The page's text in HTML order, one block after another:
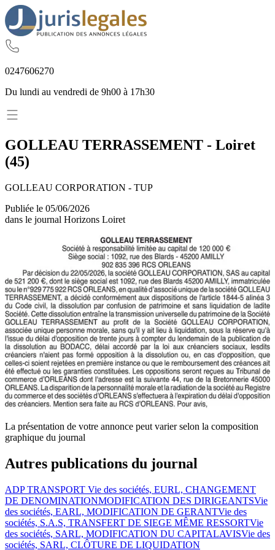
0247606270
Du lundi au vendredi de 9h00 à 17h30
GOLLEAU TERRASSEMENT - Loiret
(45)
GOLLEAU CORPORATION - TUP
Publiée le 05/06/2026
dans le journal Horizons Loiret
La présentation de votre annonce peut varier selon la composition
graphique du journal
Autres publications du journal
ADP TRANSPORT Vie des sociétés, EURL, CHANGEMENT
DE DENOMINATIONMODIFICATION DES DIRIGEANTSVie
des sociétés, EARL, MODIFICATION DE GERANTVie des
sociétés, S.A.S, TRANSFERT DE SIEGE MÊME RESSORTVie
des sociétés, SARL, MODIFICATION DU CAPITALAVISVie des
sociétés, SARL, CLÔTURE DE LIQUIDATION